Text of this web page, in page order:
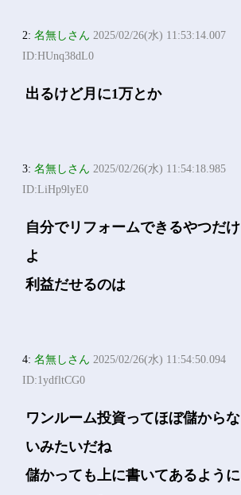
2:名無しさん 2025/02/26(水) 11:53:14.007
ID:HUnq38dL0
出るけど月に1万とか
3:名無しさん 2025/02/26(水) 11:54:18.985
ID:LiHp9lyE0
自分でリフォームできるやつだけ
よ
利益だせるのは
4:名無しさん 2025/02/26(水) 11:54:50.094
ID:1ydfltCG0
ワンルーム投資ってほぼ儲からな
いみたいだね
儲かっても上に書いてあるように